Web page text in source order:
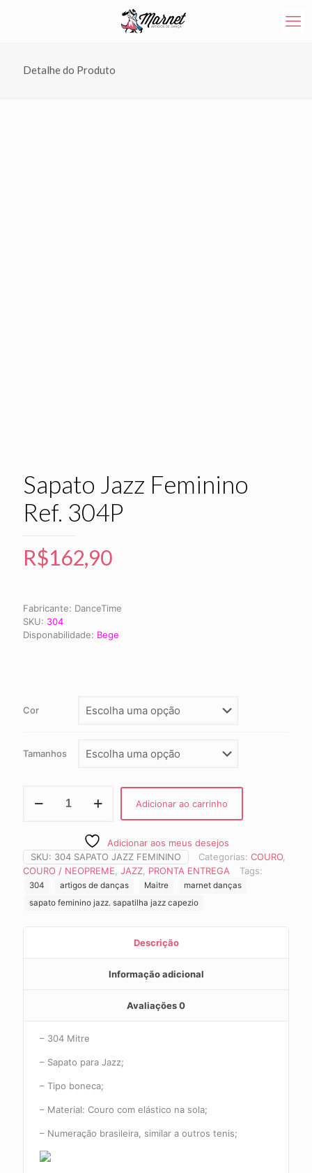
Detalhe do Produto
Sapato Jazz Feminino
Ref. 304P
R$162,90
Fabricante: DanceTime
SKU: 304
Disponabilidade: Bege
Cor
Tamanhos
Jazz
quantidade
Adicionar ao carrinho
Adicionar aos meus desejos
SKU: 304 SAPATO JAZZ FEMININO Categorias: COURO
COURO / NEOPREME JAZZ PRONTA ENTREGA Tags:
304 artigos de danças Maitre
marnet danças
sapato feminino jazz. sapatilha jazz capezio
Descrição
Informação adicional
Avaliações0
– 304 Mitre
– Sapato para Jazz;
– Tipo boneca;
– Material: Couro com elástico na sola;
– Numeração brasileira, similar a outros tenis;